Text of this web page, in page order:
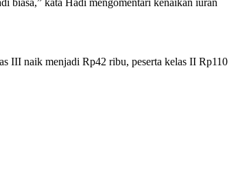
biasa,” kata Hadi mengomentari kenaikan iuran
III naik menjadi Rp42 ribu, peserta kelas II Rp110